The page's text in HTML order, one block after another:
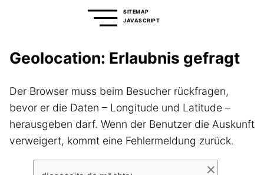
SITEMAP
JAVASCRIPT
Geolocation: Erlaubnis gefragt
Der Browser muss beim Besucher rückfragen,
bevor er die Daten – Longitude und Latitude –
herausgeben darf. Wenn der Benutzer die Auskunft
verweigert, kommt eine Fehlermeldung zurück.